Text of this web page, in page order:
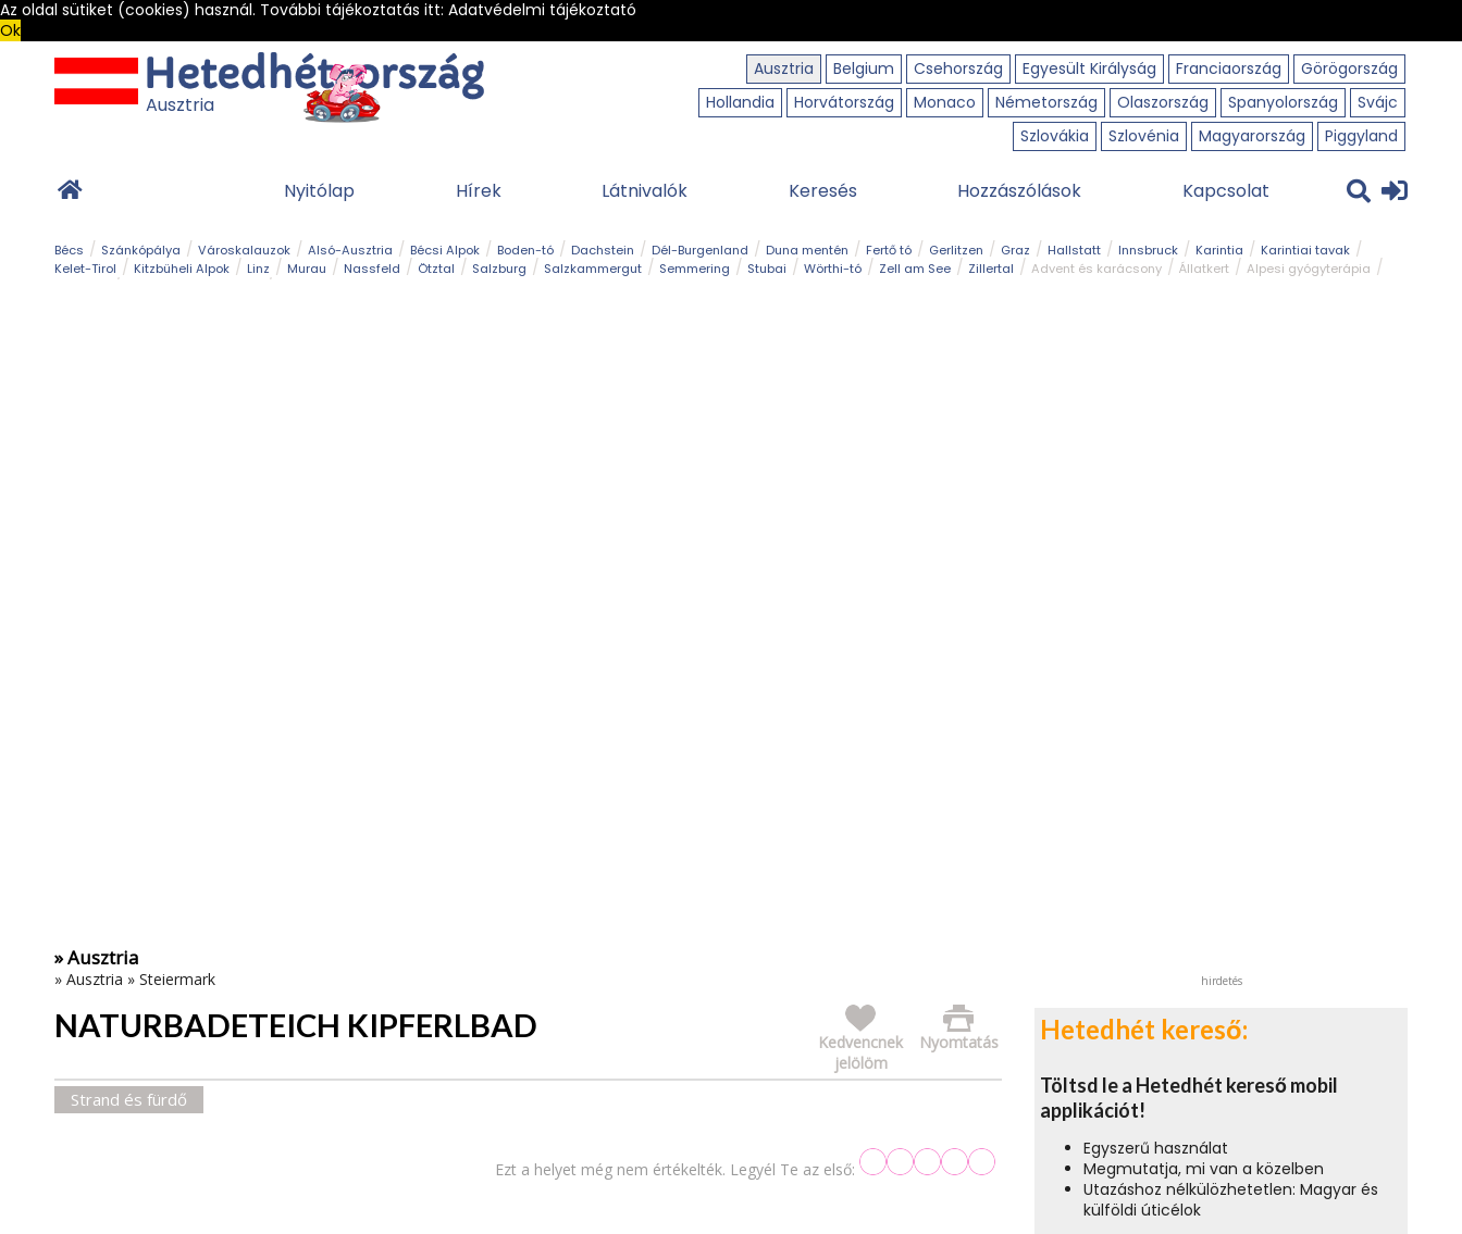
Az oldal sütiket (cookies) használ. További tájékoztatás itt: Adatvédelmi tájékoztató
Ok
Ausztria
Belgium Csehország Egyesült Királyság Franciaország
Görögország
Hollandia
Horvátország Monaco Németország Olaszország Spanyolország
Svájc
Szlovákia
Szlovénia Magyarország Piggyland
Ausztria
Nyitólap Hírek Látnivalók Keresés Hozzászólások Kapcsolat
Bécs Szánkópálya Városkalauzok Alsó-Ausztria Bécsi Alpok Boden-tó Dachstein Dél-Burgenland Duna mentén Fertő tó Gerlitzen Graz Hallstatt Innsbruck Karintia
Karintiai tavak
Kelet-Tirol
Kitzbüheli Alpok Linz Murau Nassfeld Ötztal Salzburg Salzkammergut Semmering Stubai Wörthi-tó Zell am See Zillertal Advent és karácsony Állatkert
Alpesi gyógyterápia
» Ausztria
» Ausztria » Steiermark
NATURBADETEICH KIPFERLBAD Nyomtatás
Kedvencnek
jelölöm
Strand és fürdő
Ezt a helyet még nem értékelték. Legyél Te az első:
hirdetés
Hetedhét kereső:
Töltsd le a Hetedhét kereső mobil
applikációt!
Egyszerű használat
Megmutatja, mi van a közelben
Utazáshoz nélkülözhetetlen: Magyar és
külföldi úticélok